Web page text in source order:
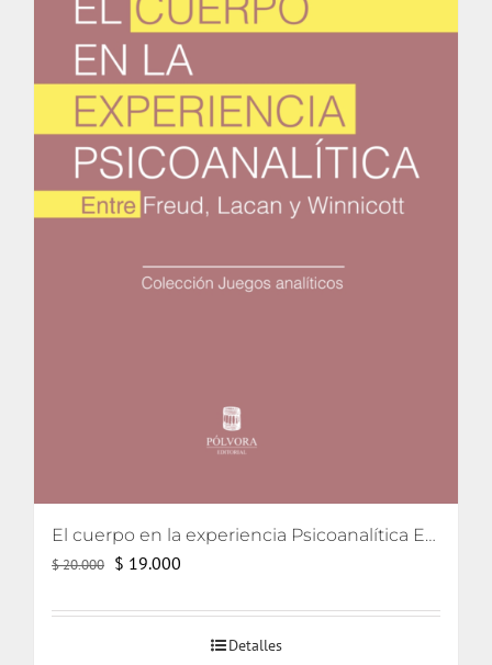
El cuerpo en la experiencia Psicoanalítica Entre Freud, Lacan y Winnicott
$20.000 El
original
$ 19.000
actual
Detalles